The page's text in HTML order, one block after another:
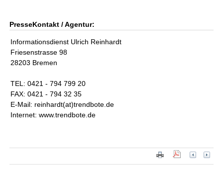
PresseKontakt / Agentur:
Informationsdienst Ulrich Reinhardt
Friesenstrasse 98
28203 Bremen
TEL: 0421 - 794 799 20
FAX: 0421 - 794 32 35
E-Mail: reinhardt(at)trendbote.de
Internet: www.trendbote.de